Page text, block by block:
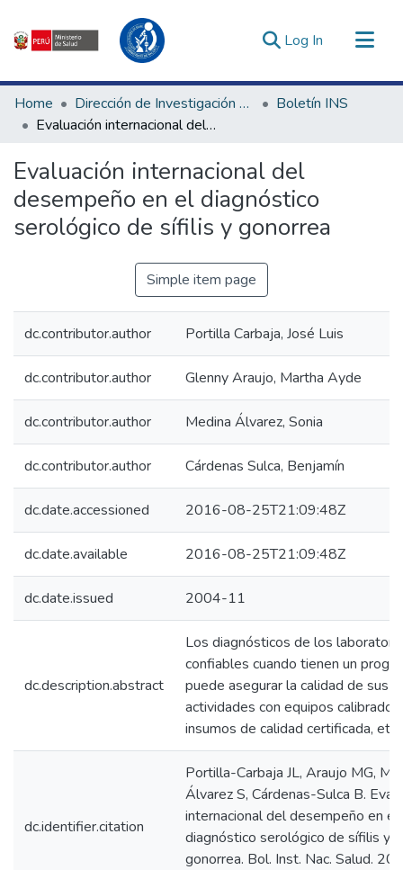
Log In (current)
Communities & Collections
All of DSpace
Estadísticas Externas
Enlaces de interés ▾
Home Dirección de Investigación e Innovación en Salud
Boletín INS
Evaluación internacional del desempeño en el diagnóstico serológico de sífilis y gonorrea
Evaluación internacional del
desempeño en el diagnóstico
serológico de sífilis y gonorrea
Simple item page
dc.contributor.author Portilla Carbaja, José Luis
dc.contributor.author Glenny Araujo, Martha Ayde
dc.contributor.author Medina Álvarez, Sonia
dc.contributor.author Cárdenas Sulca, Benjamín
dc.date.accessioned 2016-08-25T21:09:48Z
dc.date.available 2016-08-25T21:09:48Z
dc.date.issued 2004-11
dc.description.abstract
Los diagnósticos de los
confiables cuando tienen un
puede asegurar la calidad de sus
actividades con equipos calibrados,
insumos de calidad certificada, etc.
dc.identifier.citation
Portilla-Carbaja JL, Araujo MG,
Álvarez S, Cárdenas-Sulca B.
internacional del desempeño en el
diagnóstico serológico de sífilis y
gonorrea. Bol. Inst. Nac. Salud.